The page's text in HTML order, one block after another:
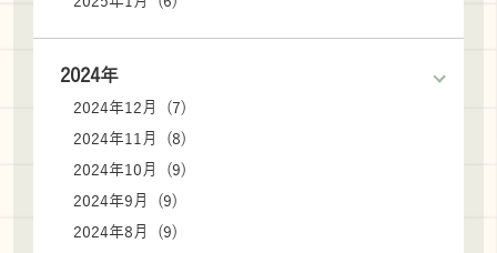
2024年
2024年12月 (7)
2024年11月 (8)
2024年10月 (9)
2024年9月 (9)
2024年8月 (9)